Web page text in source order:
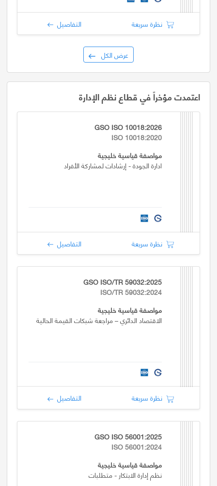
نظرة سريعة التفاصيل
عرض الكل
اعتمدت مؤخراً في قطاع نظم الإدارة
GSO ISO 10018:2026
ISO 10018:2020
مواصفة قياسية خليجية
ادارة الجودة - إرشادات لمشاركة الأفراد
نظرة سريعة التفاصيل
GSO ISO/TR 59032:2025
ISO/TR 59032:2024
مواصفة قياسية خليجية
الاقتصاد الدائري – مراجعة شبكات القيمة الحالية
نظرة سريعة التفاصيل
GSO ISO 56001:2025
ISO 56001:2024
مواصفة قياسية خليجية
نظم إدارة الابتكار - متطلبات